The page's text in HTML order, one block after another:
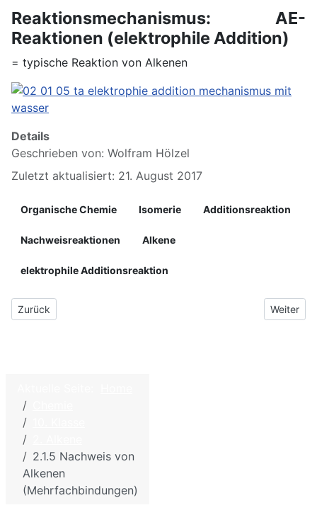
Reaktionsmechanismus: AE-
Reaktionen (elektrophile Addition)
= typische Reaktion von Alkenen
Details
Geschrieben von: Wolfram Hölzel
Zuletzt aktualisiert: 21. August 2017
Organische Chemie Isomerie Additionsreaktion
Nachweisreaktionen Alkene
elektrophile Additionsreaktion
Vorheriger Beitrag: 02.1 Ethen
Zurück Nächster
Weiter
2.1.5 Nachweis von
Alkenen
(Mehrfachbindungen)